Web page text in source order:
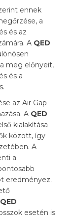
ennek
a
és az
A QED
meg előnyeit,
és a
az Air Gap
A QED
kialakítása
között, így
A
a
eredményez.
QED
esetén is